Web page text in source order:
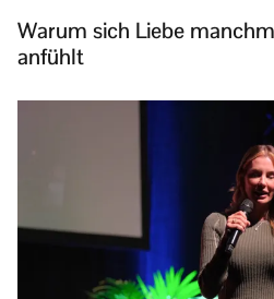
Warum sich Liebe
anfühlt